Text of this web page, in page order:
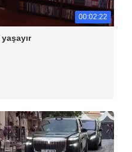
00:02:22